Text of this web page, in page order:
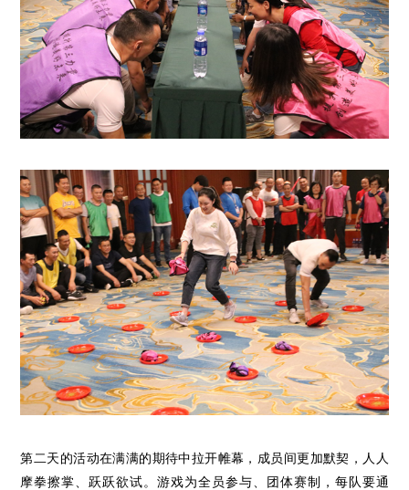
第二 天的活动在满满的期待中拉开帷幕， 成员间更加默契，人人
摩拳擦掌、跃跃欲试。游戏为全员参与、团体赛制，每队要通